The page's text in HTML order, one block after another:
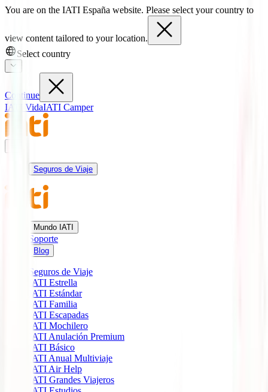
You are on the IATI España website. Please select your country to
view content tailored to your location.
Select country
Continue
IATI VidaIATI Camper
Seguros de Viaje
Mundo IATI
Soporte
Blog
Seguros de Viaje
IATI Estrella
IATI Estándar
IATI Familia
IATI Escapadas
IATI Mochilero
IATI Anulación Premium
IATI Básico
IATI Anual Multiviaje
IATI Air Help
IATI Grandes Viajeros